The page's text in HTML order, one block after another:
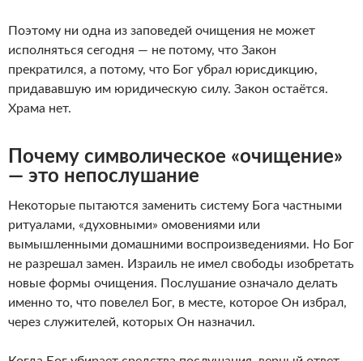
Поэтому ни одна из заповедей очищения не может
исполняться сегодня — не потому, что Закон
прекратился, а потому, что Бог убрал юрисдикцию,
придававшую им юридическую силу. Закон остаётся.
Храма нет.
Почему символическое «очищение»
— это непослушание
Некоторые пытаются заменить систему Бога частными
ритуалами, «духовными» омовениями или
вымышленными домашними воспроизведениями. Но Бог
не разрешал замен. Израиль не имел свободы изобретать
новые формы очищения. Послушание означало делать
именно то, что повелел Бог, в месте, которое Он избрал,
через служителей, которых Он назначил.